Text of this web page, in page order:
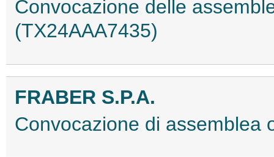
Convocazione delle
(TX24AAA7435)
FRABER S.P.A.
Convocazione di assemblea